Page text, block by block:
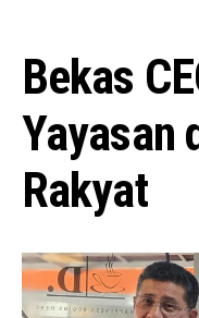
Bekas
Yayasan
Rakyat